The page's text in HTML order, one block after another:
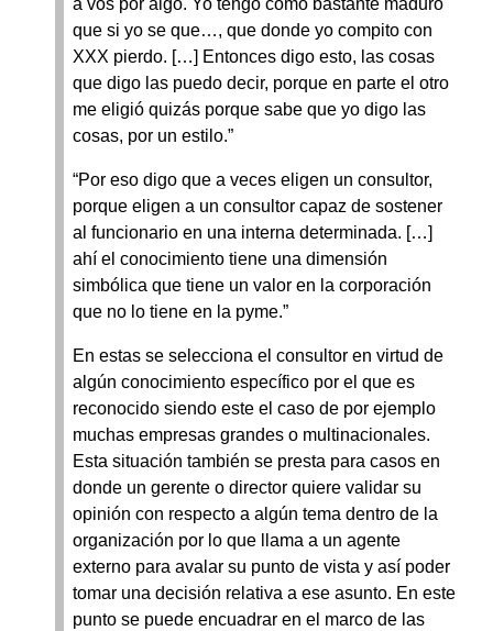
a vos por algo. Yo tengo como bastante maduro
que si yo se que…, que donde yo compito con
XXX pierdo. […] Entonces digo esto, las cosas
que digo las puedo decir, porque en parte el otro
me eligió quizás porque sabe que yo digo las
cosas, por un estilo.”
“Por eso digo que a veces eligen un consultor,
porque eligen a un consultor capaz de sostener
al funcionario en una interna determinada. […]
ahí el conocimiento tiene una dimensión
simbólica que tiene un valor en la corporación
que no lo tiene en la pyme.”
En estas se selecciona el consultor en virtud de
algún conocimiento específico por el que es
reconocido siendo este el caso de por ejemplo
muchas empresas grandes o multinacionales.
Esta situación también se presta para casos en
donde un gerente o director quiere validar su
opinión con respecto a algún tema dentro de la
organización por lo que llama a un agente
externo para avalar su punto de vista y así poder
tomar una decisión relativa a ese asunto. En este
punto se puede encuadrar en el marco de las